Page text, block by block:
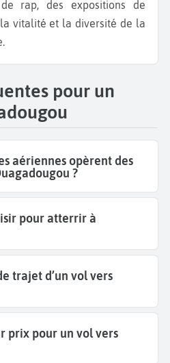
rap, des expositions de
vitalité et la diversité de la
pour un
aériennes opèrent des
?
pour atterrir à
trajet d’un vol vers
prix pour un vol vers